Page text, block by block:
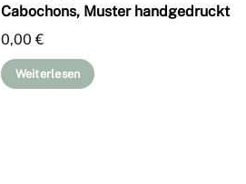
Cabochons, Muster handgedruckt
0,00€
Weiterlesen